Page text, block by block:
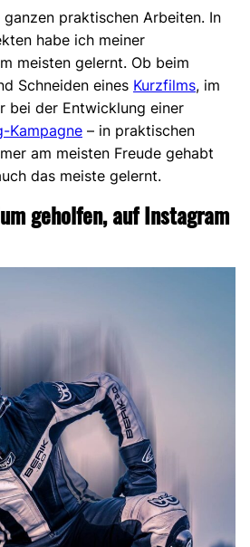
praktischen Arbeiten. In
habe ich meiner
meisten gelernt. Ob beim
Schneiden eines Kurzfilms, im
bei der Entwicklung einer
Kampagne – in praktischen
am meisten Freude gehabt
das meiste gelernt.
geholfen, auf Instagram